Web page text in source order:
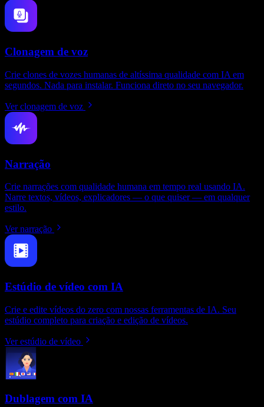
Clonagem de voz
Crie clones de vozes humanas de altíssima qualidade com IA em
segundos. Nada para instalar. Funciona direto no seu navegador.
Ver clonagem de voz
Narração
Crie narrações com qualidade humana em tempo real usando IA.
Narre textos, vídeos, explicadores — o que quiser — em qualquer
estilo.
Ver narração
Estúdio de vídeo com IA
Crie e edite vídeos do zero com nossas ferramentas de IA. Seu
estúdio completo para criação e edição de vídeos.
Ver estúdio de vídeo
Dublagem com IA